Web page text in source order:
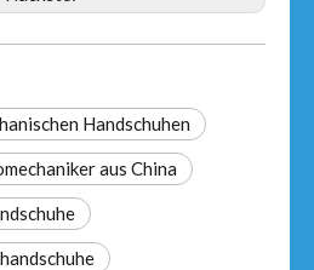
Handschuhen
aus China